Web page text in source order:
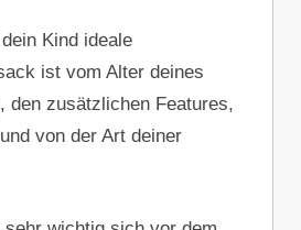
Kind ideale
ist vom Alter deines
den zusätzlichen Features,
von der Art deiner